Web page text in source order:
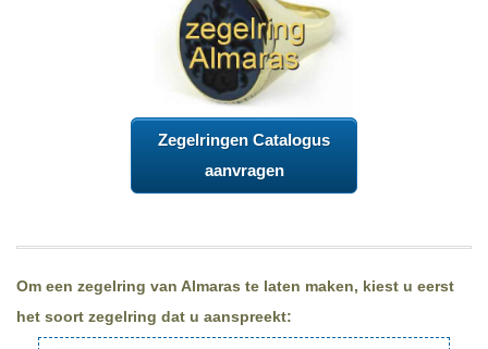
Zegelringen Catalogus
aanvragen
Om een zegelring van Almaras te laten maken, kiest u eerst
het soort zegelring dat u aanspreekt: